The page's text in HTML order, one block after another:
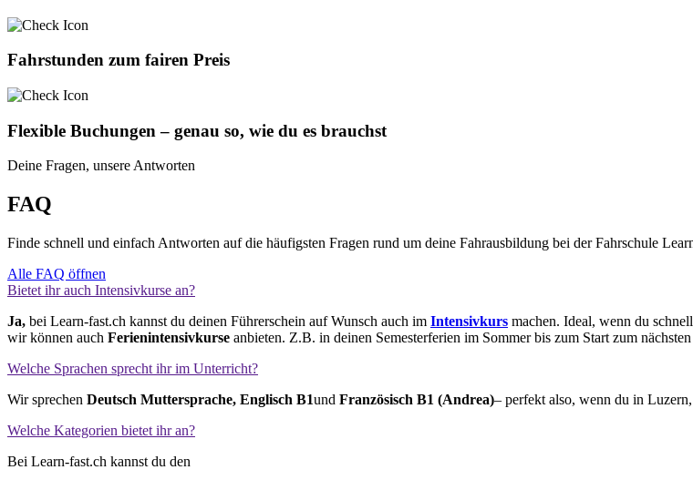
Fahrstunden zum fairen Preis
Flexible Buchungen – genau so, wie du es brauchst
Deine Fragen, unsere Antworten
FAQ
Finde schnell und einfach Antworten auf die häufigsten Fragen rund um deine Fahrausbildung bei der Fahrschule
Alle FAQ öffnen
Bietet ihr auch Intensivkurse an?
Ja, bei Learn-fast.ch kannst du deinen Führerschein auf Wunsch auch im Intensivkurs machen. Ideal, wenn du
wir können auch Ferienintensivkurse anbieten. Z.B. in deinen Semesterferien im Sommer bis zum Start zum
Welche Sprachen sprecht ihr im Unterricht?
Wir sprechen Deutsch Muttersprache, Englisch B1und Französisch B1 (Andrea)– perfekt also, wenn du in
Welche Kategorien bietet ihr an?
Bei Learn-fast.ch kannst du den